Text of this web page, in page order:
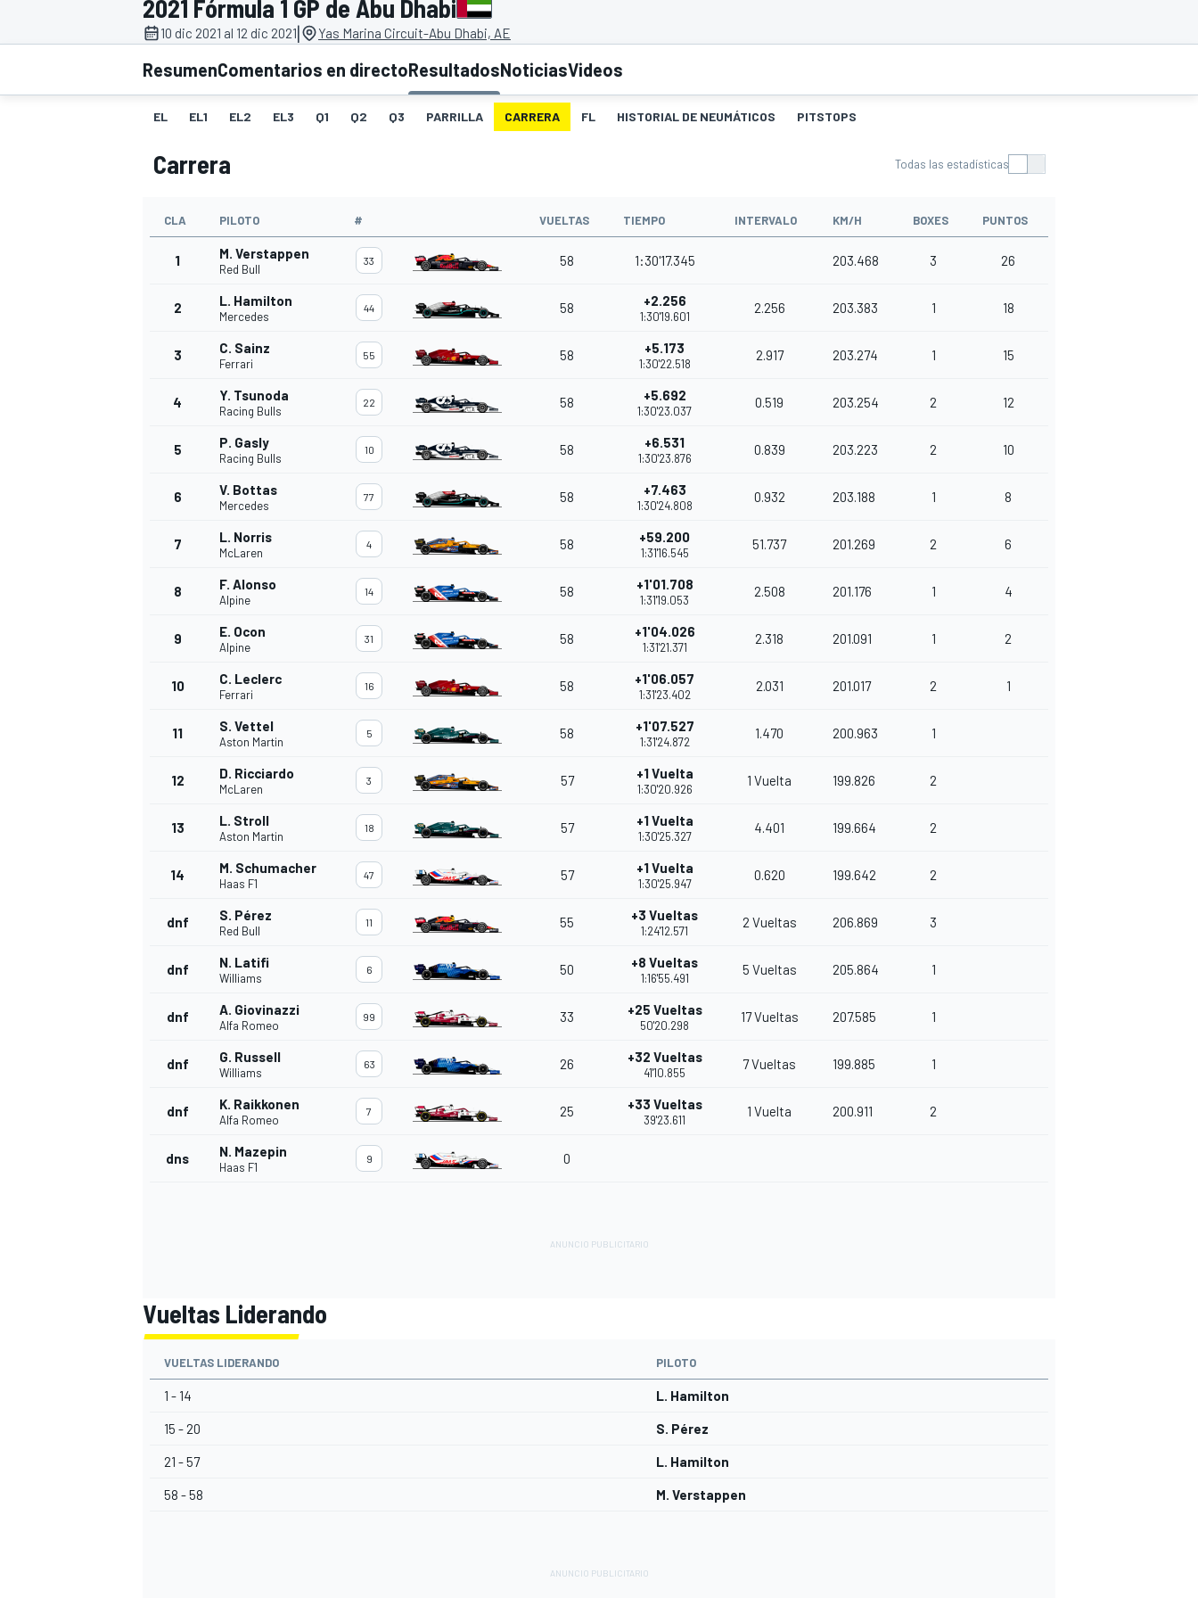
FÓRMULA E MOTO
2021 Fórmula 1 GP de Abu Dhabi
10 dic 2021 al 12 dic 2021| Yas Marina Circuit-Abu Dhabi, AE
ResumenComentarios en directoResultadosNoticiasVideos
EL EL1 EL2 EL3 Q1 Q2 Q3 PARRILLA CARRERA FL HISTORIAL DE NEUMÁTICOS PITSTOPS
Carrera Todas las estadísticas
CLA PILOTO # VUELTAS TIEMPO INTERVALO KM/H BOXES PUNTOS
1 M. Verstappen
Red Bull
33 58 1:30'17.345 203.468 3 26
2 L. Hamilton
Mercedes
44 58 +2.256
1:30'19.601
2.256 203.383 1 18
3 C. Sainz
Ferrari
55 58 +5.173
1:30'22.518
2.917 203.274 1 15
4 Y. Tsunoda
Racing Bulls
22 58 +5.692
1:30'23.037
0.519 203.254 2 12
5 P. Gasly
Racing Bulls
10 58 +6.531
1:30'23.876
0.839 203.223 2 10
6 V. Bottas
Mercedes
77 58 +7.463
1:30'24.808
0.932 203.188 1 8
7 L. Norris
McLaren
4 58 +59.200
1:31'16.545
51.737 201.269 2 6
8 F. Alonso
Alpine
14 58 +1'01.708
1:31'19.053
2.508 201.176 1 4
9 E. Ocon
Alpine
31 58 +1'04.026
1:31'21.371
2.318 201.091 1 2
10 C. Leclerc
Ferrari
16 58 +1'06.057
1:31'23.402
2.031 201.017 2 1
11 S. Vettel
Aston Martin
5 58 +1'07.527
1:31'24.872
1.470 200.963 1
12 D. Ricciardo
McLaren
3 57 +1 Vuelta
1:30'20.926
1 Vuelta 199.826 2
13 L. Stroll
Aston Martin
18 57 +1 Vuelta
1:30'25.327
4.401 199.664 2
14 M. Schumacher
Haas F1
47 57 +1 Vuelta
1:30'25.947
0.620 199.642 2
dnf S. Pérez
Red Bull
11 55 +3 Vueltas
1:24'12.571
2 Vueltas 206.869 3
dnf N. Latifi
Williams
6 50 +8 Vueltas
1:16'55.491
5 Vueltas 205.864 1
dnf A. Giovinazzi
Alfa Romeo
99 33 +25 Vueltas
50'20.298
17 Vueltas 207.585 1
dnf G. Russell
Williams
63 26 +32 Vueltas
41'10.855
7 Vueltas 199.885 1
dnf K. Raikkonen
Alfa Romeo
7 25 +33 Vueltas
39'23.611
1 Vuelta 200.911 2
dns N. Mazepin
Haas F1
9 0
Vueltas Liderando
VUELTAS LIDERANDO PILOTO
1 - 14 L. Hamilton
15 - 20 S. Pérez
21 - 57 L. Hamilton
58 - 58 M. Verstappen